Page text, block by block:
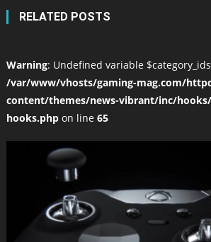
RELATED POSTS
Warning: Undefined variable
/var/www/vhosts/gaming-mag.com/
content/themes/news-vibrant/inc/
hooks.phpon line 65